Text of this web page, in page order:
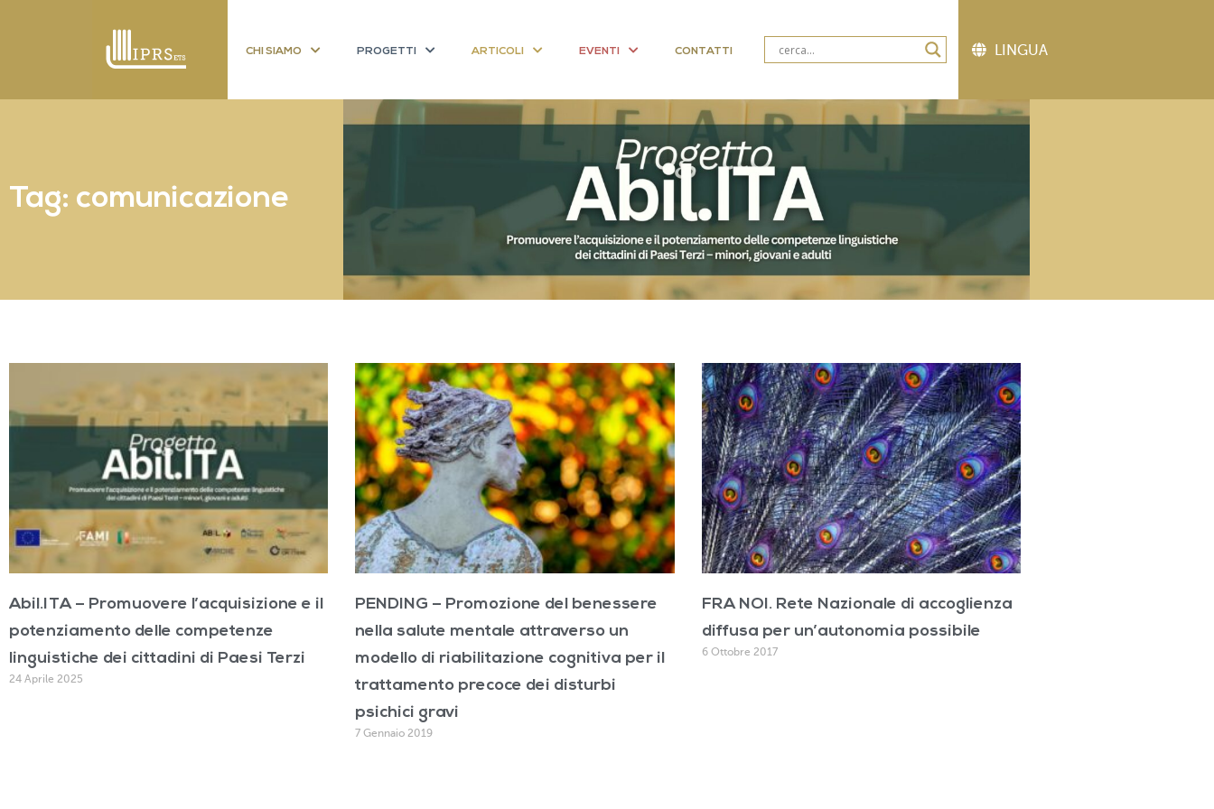
CHI SIAMO PROGETTI ARTICOLI EVENTI CONTATTI
Tag: comunicazione
Abil.ITA – Promuovere l’acquisizione e il
potenziamento delle competenze
linguistiche dei cittadini di Paesi Terzi
24 Aprile 2025
PENDING – Promozione del benessere
nella salute mentale attraverso un
modello di riabilitazione cognitiva per il
trattamento precoce dei disturbi
psichici gravi
7 Gennaio 2019
FRA NOI. Rete Nazionale di accoglienza
diffusa per un’autonomia possibile
6 Ottobre 2017